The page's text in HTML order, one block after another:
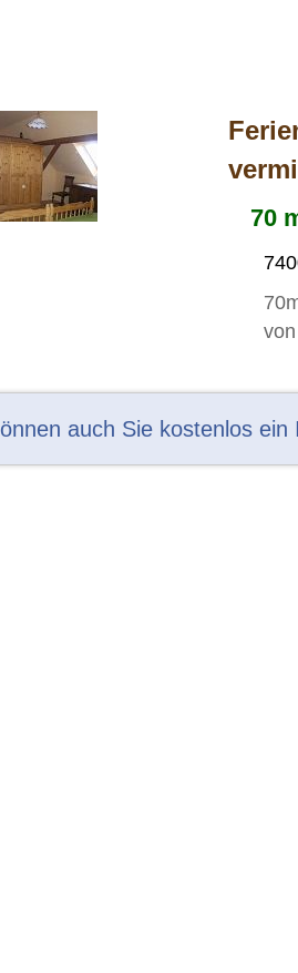
70
auch Sie kostenlos